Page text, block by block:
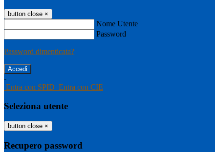
button close ×
Nome Utente
Password
Password dimenticata?
-
Entra con SPID Entra con CIE
Seleziona utente
button close ×
Recupero password